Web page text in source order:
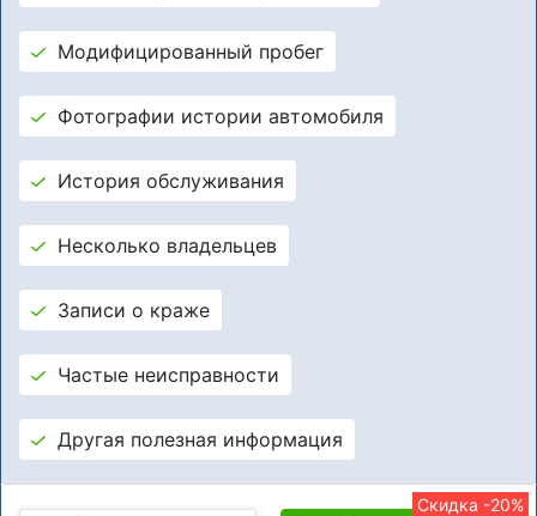
Модифицированный пробег
Фотографии истории автомобиля
История обслуживания
Несколько владельцев
Записи о краже
Частые неисправности
Другая полезная информация
Скидка -20%